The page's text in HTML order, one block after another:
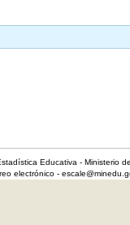
Educativa - Ministerio
electrónico -